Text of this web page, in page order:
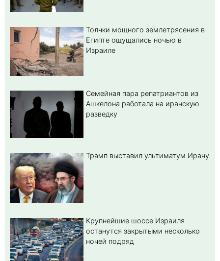
Толчки мощного землетрясения в
Египте ощущались ночью в
Израиле
Семейная пара репатриантов из
Ашкелона работала на иранскую
разведку
Трамп выставил ультиматум Ирану
Крупнейшие шоссе Израиля
останутся закрытыми несколько
ночей подряд